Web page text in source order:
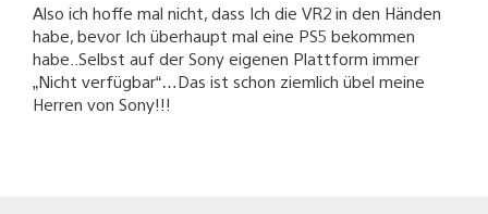
Also ich hoffe mal nicht, dass Ich die VR2 in den Händen
habe, bevor Ich überhaupt mal eine PS5 bekommen
habe..Selbst auf der Sony eigenen Plattform immer
„Nicht verfügbar“…Das ist schon ziemlich übel meine
Herren von Sony!!!